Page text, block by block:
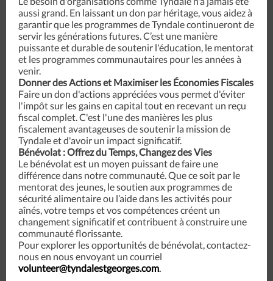
aussi grand. En laissant un don par héritage, vous aidez à
garantir que les programmes de Tyndale continueront de
servir les générations futures. C’est une manière
puissante et durable de soutenir l'éducation, le mentorat
et les programmes communautaires pour les années à
venir.
Donner des Actions et Maximiser les Économies Fiscales
Faire un don d'actions appréciées vous permet d'éviter
l'impôt sur les gains en capital tout en recevant un reçu
fiscal complet. C'est l'une des manières les plus
fiscalement avantageuses de soutenir la mission de
Tyndale et d'avoir un impact significatif.
Bénévolat : Offrez du Temps, Changez des Vies
Le bénévolat est un moyen puissant de faire une
différence dans notre communauté. Que ce soit par le
mentorat des jeunes, le soutien aux programmes de
sécurité alimentaire ou l’aide dans les activités pour
aînés, votre temps et vos compétences créent un
changement significatif et contribuent à construire une
communauté florissante.
Pour explorer les opportunités de bénévolat, contactez-
nous en nous envoyant un courriel
volunteer@tyndalestgeorges.com.